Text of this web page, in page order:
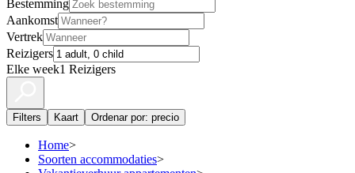
Bestemming
Aankomst
Vertrek
Reizigers
Elke week1 Reizigers
Filters Kaart Ordenar por: precio
Home>
Soorten accommodaties>